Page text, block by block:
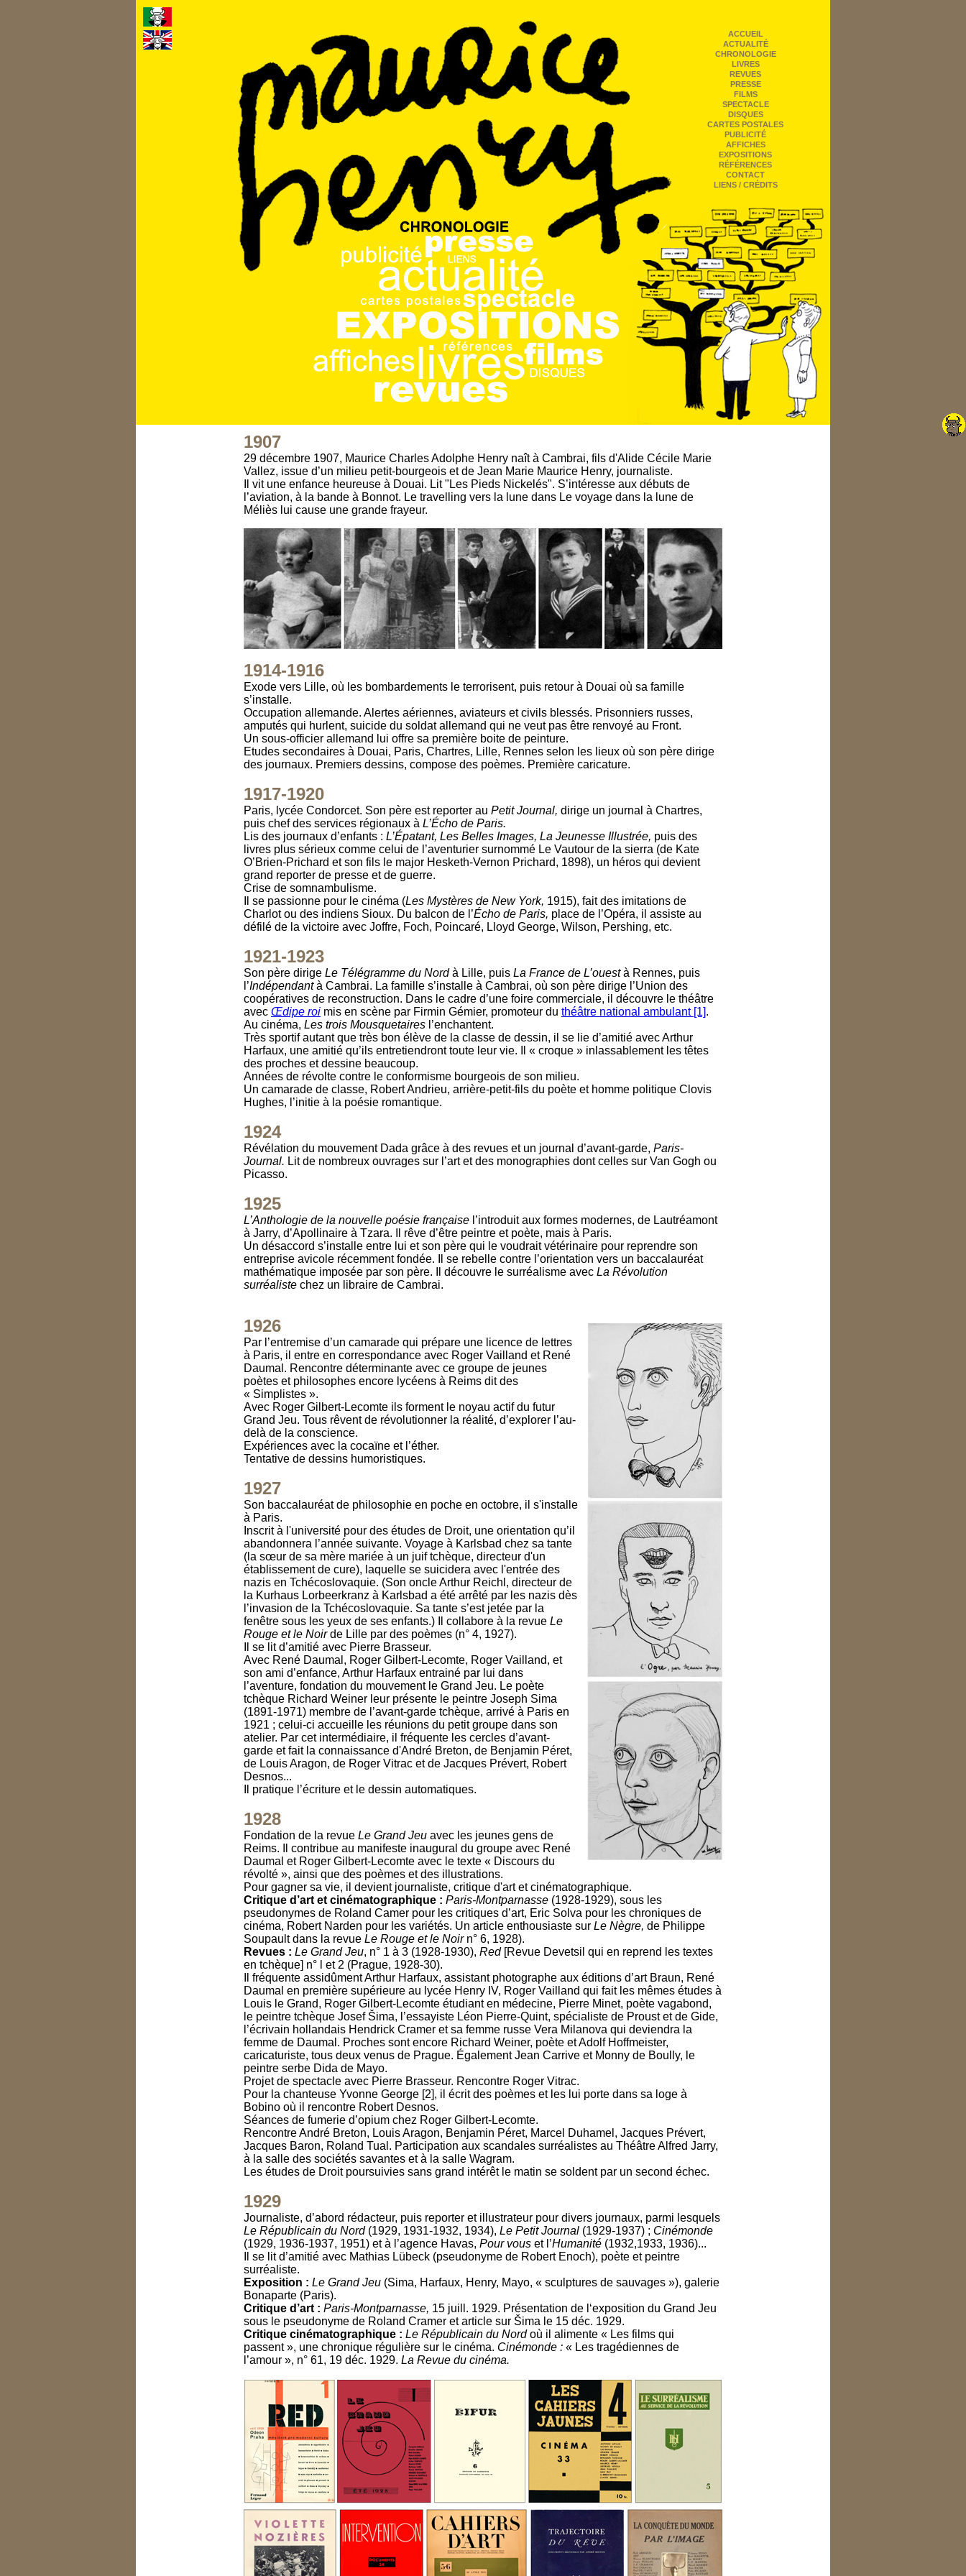
ACCUEIL
ACTUALITÉ
CHRONOLOGIE
LIVRES
REVUES
PRESSE
FILMS
SPECTACLE
DISQUES
CARTES POSTALES
PUBLICITÉ
AFFICHES
EXPOSITIONS
RÉFÉRENCES
CONTACT
LIENS / CRÉDITS
1907
29 décembre 1907, Maurice Charles Adolphe Henry naît à Cambrai, fils d'Alide Cécile Marie
Vallez, issue d’un milieu petit-bourgeois et de Jean Marie Maurice Henry, journaliste.
Il vit une enfance heureuse à Douai. Lit "Les Pieds Nickelés". S’intéresse aux débuts de
l’aviation, à la bande à Bonnot. Le travelling vers la lune dans Le voyage dans la lune de
Méliès lui cause une grande frayeur.
1914-1916
Exode vers Lille, où les bombardements le terrorisent, puis retour à Douai où sa famille
s’installe.
Occupation allemande. Alertes aériennes, aviateurs et civils blessés. Prisonniers russes,
amputés qui hurlent, suicide du soldat allemand qui ne veut pas être renvoyé au Front.
Un sous-officier allemand lui offre sa première boite de peinture.
Etudes secondaires à Douai, Paris, Chartres, Lille, Rennes selon les lieux où son père dirige
des journaux. Premiers dessins, compose des poèmes. Première caricature.
1917-1920
Paris, lycée Condorcet. Son père est reporter au Petit Journal, dirige un journal à Chartres,
puis chef des services régionaux à L’Écho de Paris.
Lis des journaux d’enfants : L’Épatant, Les Belles Images, La Jeunesse Illustrée, puis des
livres plus sérieux comme celui de l’aventurier surnommé Le Vautour de la sierra (de Kate
O’Brien-Prichard et son fils le major Hesketh-Vernon Prichard, 1898), un héros qui devient
grand reporter de presse et de guerre.
Crise de somnambulisme.
Il se passionne pour le cinéma (Les Mystères de New York, 1915), fait des imitations de
Charlot ou des indiens Sioux. Du balcon de l’Écho de Paris, place de l’Opéra, il assiste au
défilé de la victoire avec Joffre, Foch, Poincaré, Lloyd George, Wilson, Pershing, etc.
1921-1923
Son père dirige Le Télégramme du Nordà Lille, puis La France de L’ouestà Rennes, puis
l’Indépendantà Cambrai. La famille s’installe à Cambrai, où son père dirige l’Union des
coopératives de reconstruction. Dans le cadre d’une foire commerciale, il découvre le théâtre
avec Œdipe roi mis en scène par Firmin Gémier, promoteur du théâtre national ambulant [1].
Au cinéma, Les trois Mousquetaires l’enchantent.
Très sportif autant que très bon élève de la classe de dessin, il se lie d’amitié avec Arthur
Harfaux, une amitié qu’ils entretiendront toute leur vie. Il « croque » inlassablement les têtes
des proches et dessine beaucoup.
Années de révolte contre le conformisme bourgeois de son milieu.
Un camarade de classe, Robert Andrieu, arrière-petit-fils du poète et homme politique Clovis
Hughes, l’initie à la poésie romantique.
1924
Révélation du mouvement Dada grâce à des revues et un journal d’avant-garde, Paris-
Journal. Lit de nombreux ouvrages sur l’art et des monographies dont celles sur Van Gogh ou
Picasso.
1925
L’Anthologie de la nouvelle poésie française l’introduit aux formes modernes, de Lautréamont
à Jarry, d’Apollinaire à Tzara. Il rêve d’être peintre et poète, mais à Paris.
Un désaccord s’installe entre lui et son père qui le voudrait vétérinaire pour reprendre son
entreprise avicole récemment fondée. Il se rebelle contre l’orientation vers un baccalauréat
mathématique imposée par son père. Il découvre le surréalisme avec La Révolution
surréaliste chez un libraire de Cambrai.
1926
Par l’entremise d’un camarade qui prépare une licence de lettres
à Paris, il entre en correspondance avec Roger Vailland et René
Daumal. Rencontre déterminante avec ce groupe de jeunes
poètes et philosophes encore lycéens à Reims dit des
« Simplistes ».
Avec Roger Gilbert-Lecomte ils forment le noyau actif du futur
Grand Jeu. Tous rêvent de révolutionner la réalité, d’explorer l’au-
delà de la conscience.
Expériences avec la cocaïne et l’éther.
Tentative de dessins humoristiques.
1927
Son baccalauréat de philosophie en poche en octobre, il s'installe
à Paris.
Inscrit à l'université pour des études de Droit, une orientation qu’il
abandonnera l’année suivante. Voyage à Karlsbad chez sa tante
(la sœur de sa mère mariée à un juif tchèque, directeur d'un
établissement de cure), laquelle se suicidera avec l'entrée des
nazis en Tchécoslovaquie. (Son oncle Arthur Reichl, directeur de
la Kurhaus Lorbeerkranz à Karlsbad a été arrêté par les nazis dès
l’invasion de la Tchécoslovaquie. Sa tante s’est jetée par la
fenêtre sous les yeux de ses enfants.) Il collabore à la revue Le
Rouge et le Noirde Lille par des poèmes (n° 4, 1927).
Il se lit d’amitié avec Pierre Brasseur.
Avec René Daumal, Roger Gilbert-Lecomte, Roger Vailland, et
son ami d’enfance, Arthur Harfaux entrainé par lui dans
l’aventure, fondation du mouvement le Grand Jeu. Le poète
tchèque Richard Weiner leur présente le peintre Joseph Sima
(1891-1971) membre de l’avant-garde tchèque, arrivé à Paris en
1921 ; celui-ci accueille les réunions du petit groupe dans son
atelier. Par cet intermédiaire, il fréquente les cercles d’avant-
garde et fait la connaissance d'André Breton, de Benjamin Péret,
de Louis Aragon, de Roger Vitrac et de Jacques Prévert, Robert
Desnos...
Il pratique l’écriture et le dessin automatiques.
1928
Fondation de la revue Le Grand Jeu avec les jeunes gens de
Reims. Il contribue au manifeste inaugural du groupe avec René
Daumal et Roger Gilbert-Lecomte avec le texte « Discours du
révolté », ainsi que des poèmes et des illustrations.
Pour gagner sa vie, il devient journaliste, critique d'art et cinématographique.
Critique d’art et cinématographique : Paris-Montparnasse (1928-1929), sous les
pseudonymes de Roland Camer pour les critiques d’art, Eric Solva pour les chroniques de
cinéma, Robert Narden pour les variétés. Un article enthousiaste sur Le Nègre, de Philippe
Soupault dans la revue Le Rouge et le Noirn° 6, 1928).
Revues : Le Grand Jeu, n° 1 à 3 (1928-1930), Red[Revue Devetsil qui en reprend les textes
en tchèque] n° l et 2 (Prague, 1928-30).
Il fréquente assidûment Arthur Harfaux, assistant photographe aux éditions d’art Braun, René
Daumal en première supérieure au lycée Henry IV, Roger Vailland qui fait les mêmes études à
Louis le Grand, Roger Gilbert-Lecomte étudiant en médecine, Pierre Minet, poète vagabond,
le peintre tchèque Josef Šima, l’essayiste Léon Pierre-Quint, spécialiste de Proust et de Gide,
l’écrivain hollandais Hendrick Cramer et sa femme russe Vera Milanova qui deviendra la
femme de Daumal. Proches sont encore Richard Weiner, poète et Adolf Hoffmeister,
caricaturiste, tous deux venus de Prague. Également Jean Carrive et Monny de Boully, le
peintre serbe Dida de Mayo.
Projet de spectacle avec Pierre Brasseur. Rencontre Roger Vitrac.
Pour la chanteuse Yvonne George [2], il écrit des poèmes et les lui porte dans sa loge à
Bobino où il rencontre Robert Desnos.
Séances de fumerie d’opium chez Roger Gilbert-Lecomte.
Rencontre André Breton, Louis Aragon, Benjamin Péret, Marcel Duhamel, Jacques Prévert,
Jacques Baron, Roland Tual. Participation aux scandales surréalistes au Théâtre Alfred Jarry,
à la salle des sociétés savantes et à la salle Wagram.
Les études de Droit poursuivies sans grand intérêt le matin se soldent par un second échec.
1929
Journaliste, d’abord rédacteur, puis reporter et illustrateur pour divers journaux, parmi lesquels
Le Républicain du Nord(1929, 1931-1932, 1934), Le Petit Journal (1929-1937) ; Cinémonde
(1929, 1936-1937, 1951) et à l’agence Havas, Pour vous et l’Humanité (1932,1933, 1936)...
Il se lit d’amitié avec Mathias Lübeck (pseudonyme de Robert Enoch), poète et peintre
surréaliste.
Exposition : Le Grand Jeu (Sima, Harfaux, Henry, Mayo, « sculptures de sauvages »), galerie
Bonaparte (Paris).
Critique d’art : Paris-Montparnasse, 15 juill. 1929. Présentation de l‘exposition du Grand Jeu
sous le pseudonyme de Roland Cramer et article sur Šima le 15 déc. 1929.
Critique cinématographique : Le Républicain du Nordoù il alimente « Les films qui
passent », une chronique régulière sur le cinéma. Cinémonde : « Les tragédiennes de
l’amour », n° 61, 19 déc. 1929. La Revue du cinéma.